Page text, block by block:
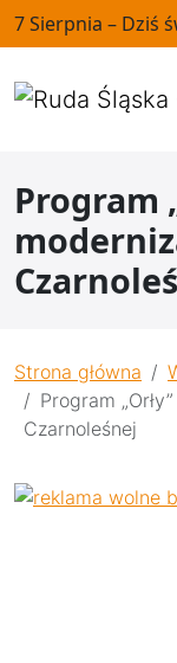
7 Sierpnia – Dziś
Program
Strona główna
Program
Czarnoleśnej